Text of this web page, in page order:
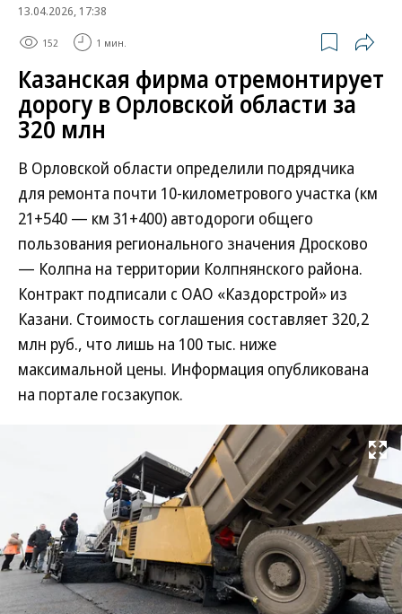
13.04.2026, 17:38
152 1 мин.
Казанская фирма отремонтирует
дорогу в Орловской области за
320 млн
В Орловской области определили подрядчика
для ремонта почти 10-километрового участка (км
21+540 — км 31+400) автодороги общего
пользования регионального значения Дросково
— Колпна на территории Колпнянского района.
Контракт подписали с ОАО «Каздорстрой» из
Казани. Стоимость соглашения составляет 320,2
млн руб., что лишь на 100 тыс. ниже
максимальной цены. Информация опубликована
на портале госзакупок.
Развернуть